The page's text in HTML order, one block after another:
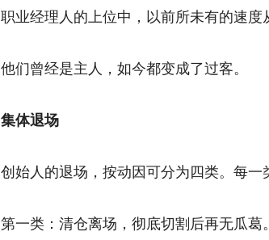
职业经理人的上位中，以前所未有的速度
他们曾经是主人，如今都变成了过客。
集体退场
创始人的退场，按动因可分为四类。每一
第一类：清仓离场，彻底切割后再无瓜葛。